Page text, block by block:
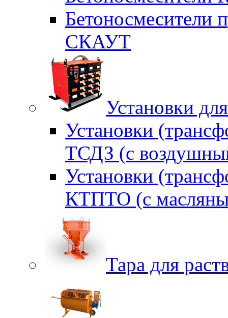
Бетоносмесители
СКАУТ
Установки
Установки
ТСДЗ (c
Установки
КТПТО (c
Тара для